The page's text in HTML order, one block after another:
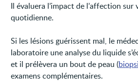
Il évaluera l’impact de l’affection sur
quotidienne.
Si les lésions guérissent mal, le
laboratoire une analyse du liquide
et il prélèvera un bout de peau (
examens complémentaires.